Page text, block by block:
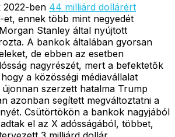
2022-ben 44 milliárd dollárért
et, ennek több mint negyedét
Stanley által nyújtott
A bankok általában gyorsan
de ebben az esetben
nagyrészét, mert a befektetők
a közösségi médiavállalat
szerzett hatalma Trump
azonban segített megváltoztatni a
Csütörtökön a bankok nagyjából
el az X adósságából, többet,